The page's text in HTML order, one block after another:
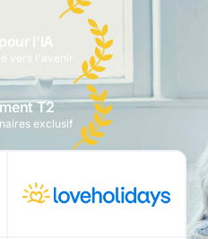
l'IA
vers l'avenir
T2
exclusif